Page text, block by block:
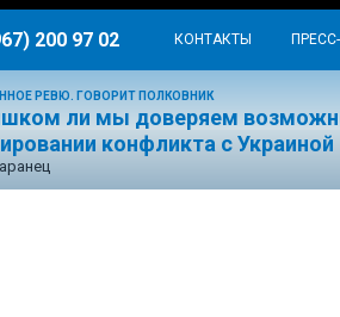
200 97 02 КОНТАКТЫ
РЕВЮ. ГОВОРИТ ПОЛКОВНИК
ли мы доверяем
конфликта с Украиной